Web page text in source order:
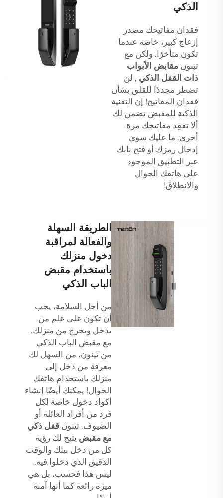
الذكي
فقدان مفاتيحك مصدر
إزعاج كبير، خاصة عندما
تكون متأخرًا. ولكن مع
تينون مقابض الأبواب
ذات القفل الذكي , لن
تضطر مجددًا للقلق بشأن
فقدان المفاتيح! إن التقنية
الذكية للمقبض تضمن لك
ألا تفقِد مفاتيحك مرة
أخرى. ما عليك سوى
إدخال رمزك أو فتح بابك
عبر التطبيق الموجود
على هاتفك الجوال
والانطلاق!
الطريقة السهلة
والفعالة لمراقبة
دخول منزلك
باستخدام مقبض
الباب الذكي
من أجل السلامة، يجب
أن تكون على علم من
يدخل ويخرج من منزلك.
مع مقبض الباب الذكي
من تينون، من السهل لك
معرفة من دخل إلى
منزلك باستخدام هاتفك
الجوال! يمكنك أيضًا إنشاء
أكواد دخول خاصة لكل
فرد من أفراد العائلة أو
الضيوف. تينون قفل ذكي
مع مقبض يتيح لك رؤية
كل من دخل بيتك والوقت
الدقيق الذي دخلوا فيه.
ليس هذا فحسب، بل هي
ميزة رائعة كما أنها آمنة